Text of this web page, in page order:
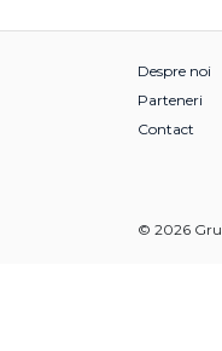
Despre noi
Parteneri
Contact
© 2026